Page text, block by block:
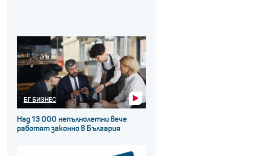
БГ БИЗНЕС
Над 13 000 непълнолетни вече
работят законно в България